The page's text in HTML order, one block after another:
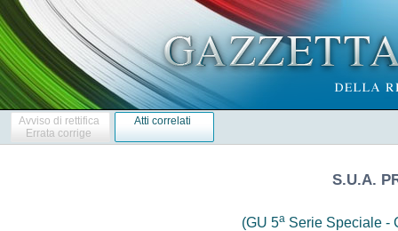
Avviso di rettifica
Errata corrige
Atti correlati
S.U.A.
(GU 5a Serie Speciale -